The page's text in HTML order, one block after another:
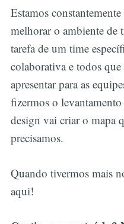
Estamos
melhorar o ambiente de
tarefa de um time
colaborativa e todos
apresentar para as
fizermos o levantamento
design vai criar o mapa
precisamos.
Quando tivermos mais
aqui!